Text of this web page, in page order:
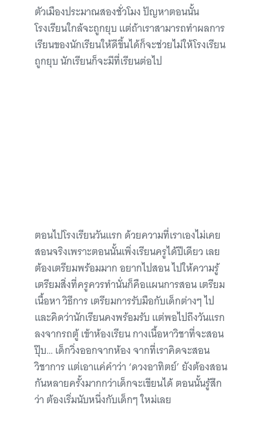
ตัวเมืองประมาณสองชั่วโมง ปัญหาตอนนั้น
โรงเรียนใกล้จะถูกยุบ แต่ถ้าเราสามารถทำผลการ
เรียนของนักเรียนให้ดีขึ้นได้ก็จะช่วยไม่ให้โรงเรียน
ถูกยุบ นักเรียนก็จะมีที่เรียนต่อไป
ตอนไปโรงเรียนวันแรก ด้วยความที่เราเองไม่เคย
สอนจริงเพราะตอนนั้นเพิ่งเรียนครูได้ปีเดียว เลย
ต้องเตรียมพร้อมมาก อยากไปสอน ไปให้ความรู้
เตรียมสิ่งที่ครูควรทำนั่นก็คือแผนการสอน เตรียม
เนื้อหา วิธีการ เตรียมการรับมือกับเด็กต่างๆ ไป
และคิดว่านักเรียนคงพร้อมรับ แต่พอไปถึงวันแรก
ลงจากรถตู้ เข้าห้องเรียน กางเนื้อหาวิชาที่จะสอน
ปุ๊บ… เด็กวิ่งออกจากห้อง จากที่เราคิดจะสอน
วิชาการ แต่เอาแค่คำว่า ‘ดวงอาทิตย์’ ยังต้องสอน
กันหลายครั้งมากกว่าเด็กจะเขียนได้ ตอนนั้นรู้สึก
ว่า ต้องเริ่มนับหนึ่งกับเด็กๆ ใหม่เลย